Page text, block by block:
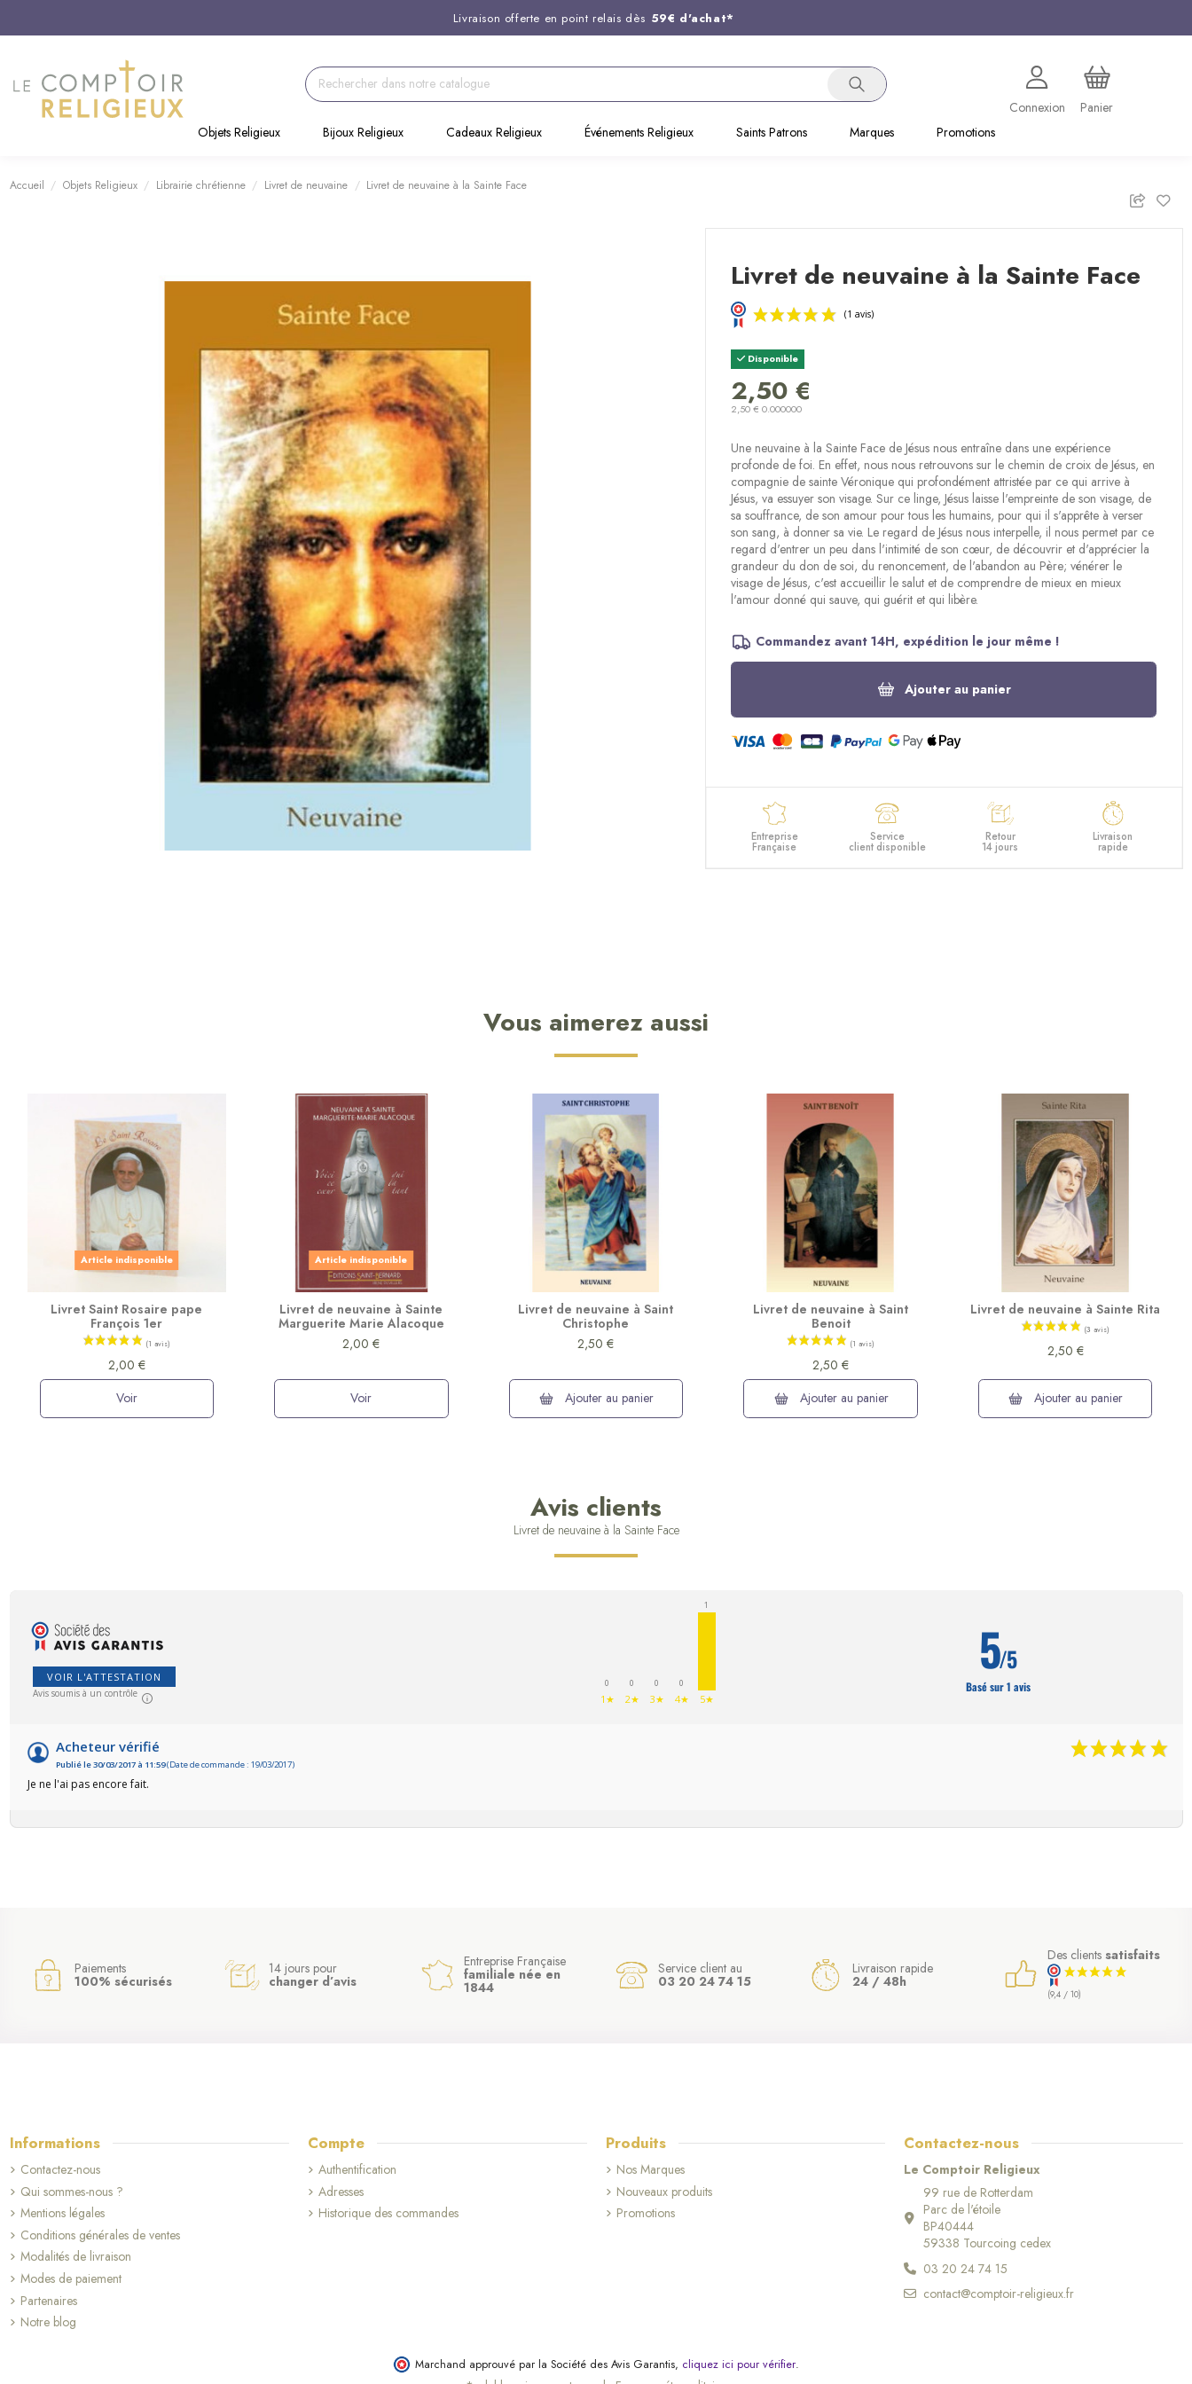
Livraison offerte en point relais dès 59€ d'achat*
Support client disponible au
Commandez avant 14H, expédition le jour même !
Connexion
Panier
Objets Religieux
Bijoux Religieux Cadeaux Religieux Événements Religieux Saints Patrons Marques Promotions
Accueil Objets Religieux Librairie chrétienne Livret de neuvaine Livret de neuvaine à la Sainte Face
Livret de neuvaine à la Sainte Face
Disponible
2,50 €
2,50 € 0.000000
Une neuvaine à la Sainte Face de Jésus nous entraîne dans une expérience
profonde de foi. En effet, nous nous retrouvons sur le chemin de croix de Jésus, en
compagnie de sainte Véronique qui profondément attristée par ce qui arrive à
Jésus, va essuyer son visage. Sur ce linge, Jésus laisse l'empreinte de son visage, de
sa souffrance, de son amour pour tous les humains, pour qui il s'apprête à verser
son sang, à donner sa vie. Le regard de Jésus nous interpelle, il nous permet par ce
regard d'entrer un peu dans l'intimité de son cœur, de découvrir et d'apprécier la
grandeur du don de soi, du renoncement, de l'abandon au Père; vénérer le
visage de Jésus, c'est accueillir le salut et de comprendre de mieux en mieux
l'amour donné qui sauve, qui guérit et qui libère.
Commandez avant 14H, expédition le jour même !
Ajouter au panier
Entreprise
Française
Service
client disponible
Retour
14 jours
Livraison
rapide
Vous aimerez aussi
Article indisponible
Livret Saint Rosaire pape
François 1er
2,00 €
Voir
Article indisponible
Livret de neuvaine à Sainte
Marguerite Marie Alacoque
2,00 €
Voir
Livret de neuvaine à Saint
Christophe
2,50 €
Ajouter au panier
Livret de neuvaine à Saint
Benoit
2,50 €
Ajouter au panier
Livret de neuvaine à Sainte Rita
2,50 €
Ajouter au panier
Avis clients
Livret de neuvaine à la Sainte Face
VOIR L'ATTESTATION
Avis soumis à un contrôle
0
1★
0
2★
0
3★
0
4★
1
5★
5/5
Basé sur 1 avis
Acheteur vérifié
Publié le 30/03/2017 à 11:59(Date de commande : 19/03/2017)
Je ne l'ai pas encore fait.
Paiements
100% sécurisés
14 jours pour
changer d’avis
Entreprise Française
familiale née en
1844
Service client au
03 20 24 74 15
Livraison rapide
24 / 48h
Des clients satisfaits
(9,4 / 10)
Informations
Contactez-nous
Qui sommes-nous ?
Mentions légales
Conditions générales de ventes
Modalités de livraison
Modes de paiement
Partenaires
Notre blog
Compte
Authentification
Adresses
Historique des commandes
Produits
Nos Marques
Nouveaux produits
Promotions
Contactez-nous
Le Comptoir Religieux
99 rue de Rotterdam
Parc de l'étoile
BP40444
59338 Tourcoing cedex
03 20 24 74 15
contact@comptoir-religieux.fr
Marchand approuvé par la Société des Avis Garantis, cliquez ici pour vérifier.